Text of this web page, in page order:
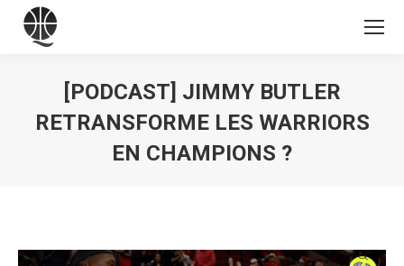
[PODCAST] JIMMY BUTLER
RETRANSFORME LES WARRIORS
EN CHAMPIONS ?